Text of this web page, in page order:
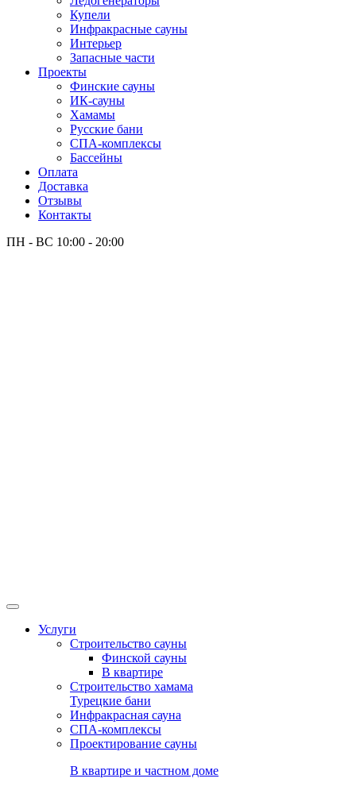
Купели
Инфракрасные сауны
Интерьер
Запасные части
Проекты
Финские сауны
ИК-сауны
Хамамы
Русские бани
СПА-комплексы
Бассейны
Оплата
Доставка
Отзывы
Контакты
ПН - ВС 10:00 - 20:00
Услуги
Строительство сауны
Финской сауны
В квартире
Строительство хамама
Турецкие бани
Инфракрасная сауна
СПА-комплексы
Проектирование сауны
В квартире и частном доме